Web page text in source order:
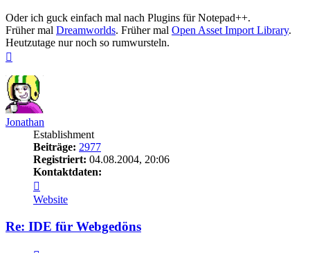
Oder ich guck einfach mal nach Plugins für Notepad++.
Früher mal Dreamworlds. Früher mal Open Asset Import Library.
Heutzutage nur noch so rumwursteln.
Jonathan
Establishment
Beiträge: 2977
Registriert: 04.08.2004, 20:06
Kontaktdaten:
von
Jonathan
Website
Re: IDE für Webgedöns